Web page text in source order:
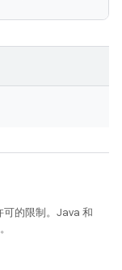
可的限制。Java 和